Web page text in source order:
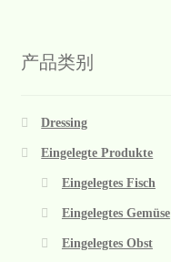
产品类别
Dressing
Eingelegte Produkte
Eingelegtes Fisch
Eingelegtes Gemüse
Eingelegtes Obst